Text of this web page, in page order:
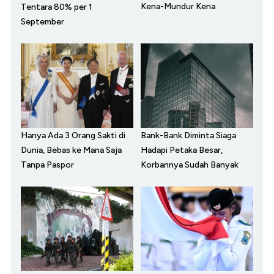
Tentara 80% per 1
September
Kena-Mundur Kena
Hanya Ada 3 Orang Sakti di
Dunia, Bebas ke Mana Saja
Tanpa Paspor
Bank-Bank Diminta Siaga
Hadapi Petaka Besar,
Korbannya Sudah Banyak